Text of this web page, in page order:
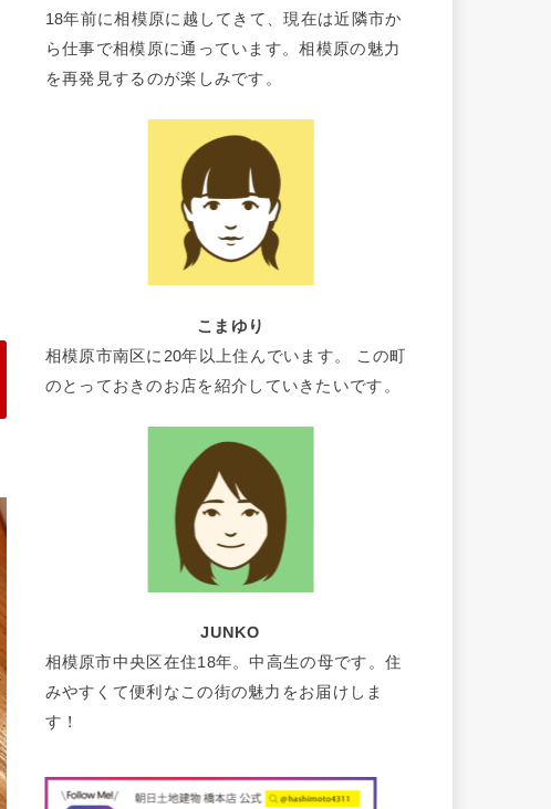
18年前に相模原に越してきて、現在は近隣市か
ら仕事で相模原に通っています。相模原の魅力
を再発見するのが楽しみです。
こまゆり
相模原市南区に20年以上住んでいます。 この町
のとっておきのお店を紹介していきたいです。
JUNKO
相模原市中央区在住18年。中高生の母です。住
みやすくて便利なこの街の魅力をお届けしま
す！